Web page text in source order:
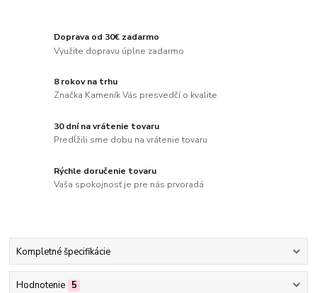
Doprava od 30€ zadarmo
Využite dopravu úplne zadarmo
8 rokov na trhu
Značka Kameník Vás presvedčí o kvalite
30 dní na vrátenie tovaru
Predĺžili sme dobu na vrátenie tovaru
Rýchle doručenie tovaru
Vaša spokojnosť je pre nás prvoradá
Kompletné špecifikácie
Hodnotenie 5